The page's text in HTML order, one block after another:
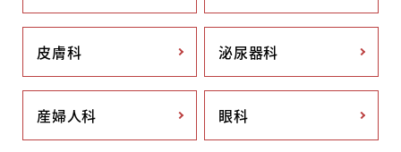
皮膚科 泌尿器科
産婦人科 眼科